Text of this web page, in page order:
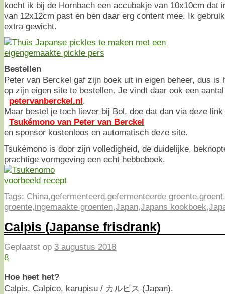
kocht ik bij de Hornbach een accubakje van 10x10cm dat
van 12x12cm past en ben daar erg content mee. Ik
extra gewicht.
Bestellen
Peter van Berckel gaf zijn boek uit in eigen beheer, dus is
op zijn eigen site te bestellen. Je vindt daar ook een
petervanberckel.nl.
Maar bestel je toch liever bij Bol, doe dat dan via deze link
Tsukémono van Peter van Berckel
en sponsor kostenloos en automatisch deze site.
Tsukémono is door zijn volledigheid, de duidelijke,
prachtige vormgeving een echt hebbeboek.
Tags: China,gefermenteerd,gefermenteerde groente,groent,
groente,ingemaakte groenten,Japan,Japans kookboek,
Calpis (Japanse frisdrank)
Geplaatst op 3 augustus 2018
8
Hoe heet het?
Calpis, Calpico, karupisu / カルピス (Japan).